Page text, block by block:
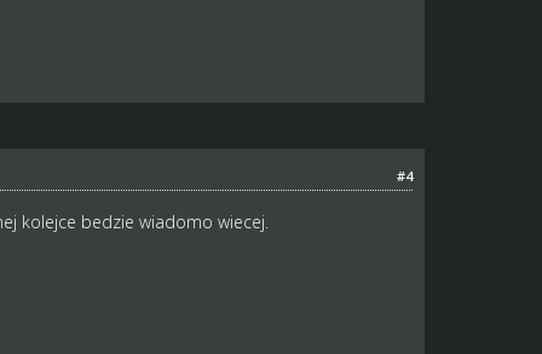
#4
kolejce bedzie wiadomo wiecej.